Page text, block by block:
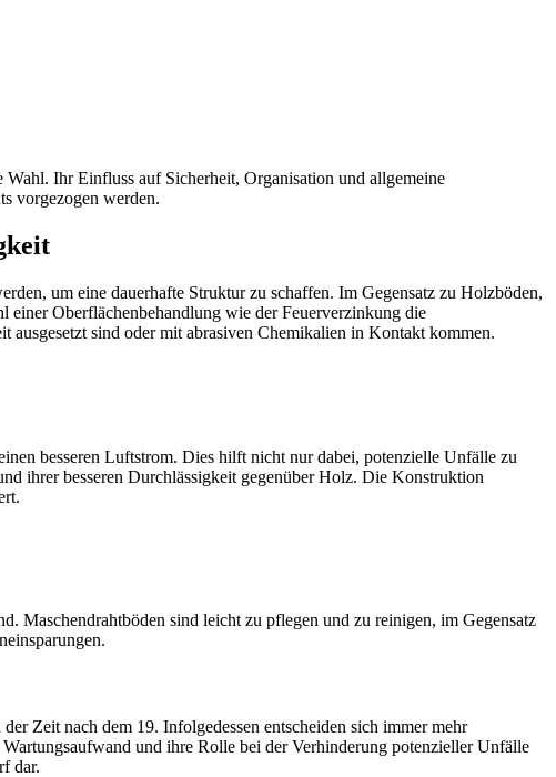
Ihr Einfluss auf Sicherheit, Organisation und allgemeine
vorgezogen werden.
um eine dauerhafte Struktur zu schaffen. Im Gegensatz zu Holzböden,
einer Oberflächenbehandlung wie der Feuerverzinkung die
ausgesetzt sind oder mit abrasiven Chemikalien in Kontakt kommen.
besseren Luftstrom. Dies hilft nicht nur dabei, potenzielle Unfälle zu
ihrer besseren Durchlässigkeit gegenüber Holz. Die Konstruktion
Maschendrahtböden sind leicht zu pflegen und zu reinigen, im Gegensatz
Zeit nach dem 19. Infolgedessen entscheiden sich immer mehr
und ihre Rolle bei der Verhinderung potenzieller Unfälle
dar.